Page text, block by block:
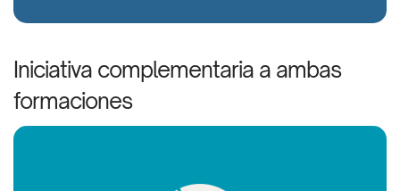
Iniciativa complementaria a ambas
formaciones